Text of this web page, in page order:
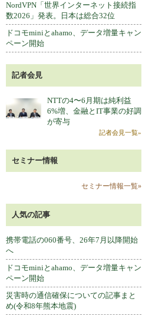
NordVPN「世界インターネット接続指
数2026」発表。日本は総合32位
ドコモminiとahamo、データ増量キャン
ペーン開始
記者会見
NTTの4〜6月期は純利益
6%増、金融とIT事業の好調
が寄与
記者会見一覧»
セミナー情報
セミナー情報一覧»
人気の記事
携帯電話の060番号、26年7月以降開始
へ
ドコモminiとahamo、データ増量キャン
ペーン開始
災害時の通信確保についての記事まと
め(令和8年熊本地震)